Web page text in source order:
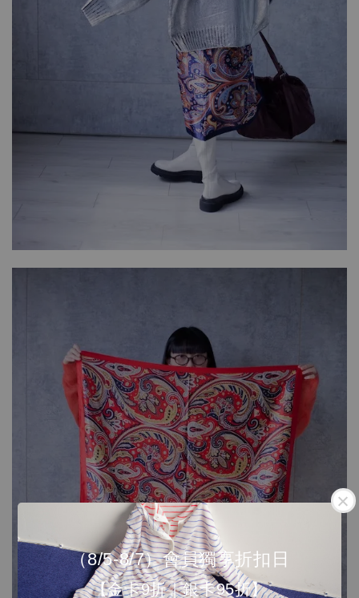
（8/5-8/7）會員獨享折扣日
【金卡9折｜銀卡95折】